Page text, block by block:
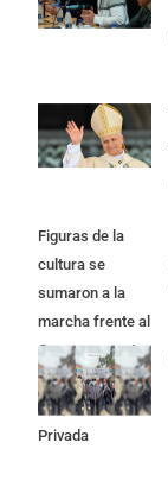
Figuras de la
cultura se
sumaron a la
marcha frente al
Congreso contra
la Ley de
Propiedad
Privada